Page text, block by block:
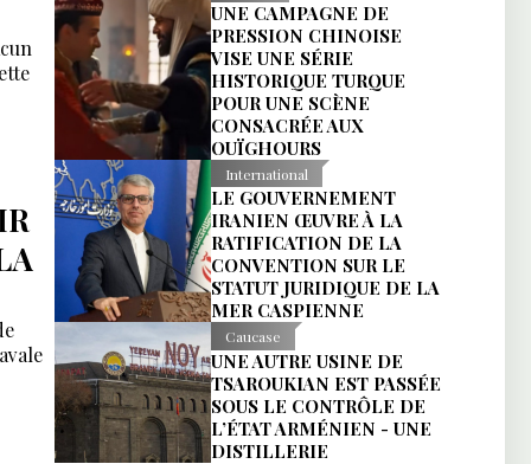
UNE CAMPAGNE DE
PRESSION CHINOISE
VISE UNE SÉRIE
HISTORIQUE TURQUE
POUR UNE SCÈNE
CONSACRÉE AUX
OUÏGHOURS
International
LE GOUVERNEMENT
IRANIEN ŒUVRE À LA
RATIFICATION DE LA
CONVENTION SUR LE
STATUT JURIDIQUE DE LA
MER CASPIENNE
Caucase
UNE AUTRE USINE DE
TSAROUKIAN EST PASSÉE
SOUS LE CONTRÔLE DE
L’ÉTAT ARMÉNIEN - UNE
DISTILLERIE